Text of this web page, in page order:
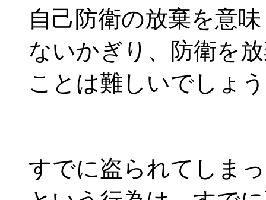
自己防衛の放棄を意
ないかぎり、防衛を
ことは難しいでしょ
すでに盗られてしま